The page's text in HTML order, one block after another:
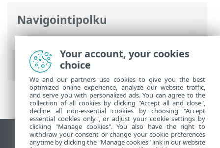
Navigointipolku
ESET-online-ohje>ESET Password
Manager
>ESET Password Manager
lakkautetaan
Näytä tietokonesivusto
Your account, your cookies
choice
We and our partners use cookies to give you the best
optimized online experience, analyze our website traffic,
and serve you with personalized ads. You can agree to the
collection of all cookies by clicking "Accept all and close",
decline all non-essential cookies by choosing "Accept
essential cookies only", or adjust your cookie settings by
clicking "Manage cookies". You also have the right to
withdraw your consent or change your cookie preferences
anytime by clicking the "Manage cookies" link in our website